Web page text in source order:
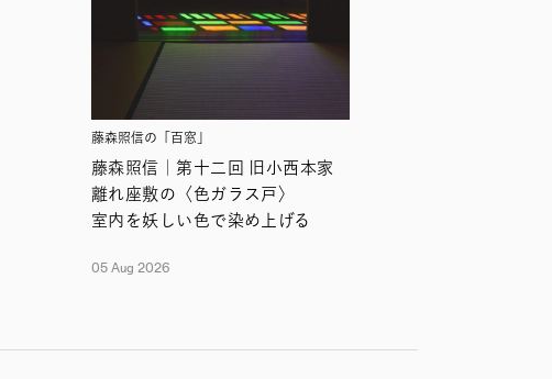
藤森照信の「百窓」
藤森照信｜第十二回 旧小西本家
離れ座敷の〈色ガラス戸〉
室内を妖しい色で染め上げる
05 Aug 2026